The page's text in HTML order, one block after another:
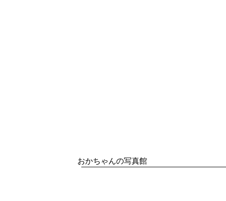
おかちゃんの写真館